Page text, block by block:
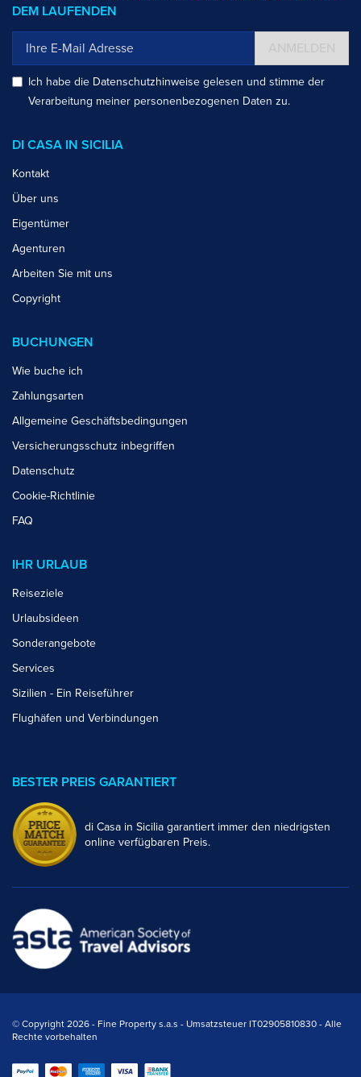
DEM LAUFENDEN
Ich habe die Datenschutzhinweise gelesen und stimme der
Verarbeitung meiner personenbezogenen Daten zu.
DI CASA IN SICILIA
Kontakt
Über uns
Eigentümer
Agenturen
Arbeiten Sie mit uns
Copyright
BUCHUNGEN
Wie buche ich
Zahlungsarten
Allgemeine Geschäftsbedingungen
Versicherungsschutz inbegriffen
Datenschutz
Cookie-Richtlinie
FAQ
IHR URLAUB
Reiseziele
Urlaubsideen
Sonderangebote
Services
Sizilien - Ein Reiseführer
Flughäfen und Verbindungen
BESTER PREIS GARANTIERT
di Casa in Sicilia garantiert immer den niedrigsten
online verfügbaren Preis.
© Copyright 2026 - Fine Property s.a.s - Umsatzsteuer IT02905810830 - Alle
Rechte vorbehalten